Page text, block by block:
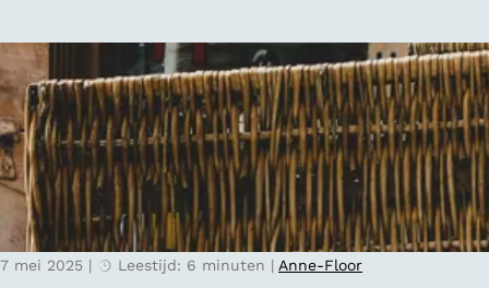
r
i
j
s
o
o
2
4
u
i7 mei 2025 | Leestijd: 6 minuten | Anne-Floor